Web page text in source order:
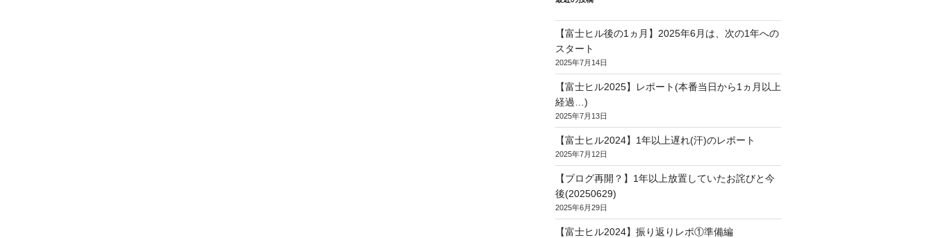
【富士ヒル後の1ヵ月】2025年6月は、次の1年への
スタート
2025年7月14日
【富士ヒル2025】レポート(本番当日から1ヵ月以上
経過…)
2025年7月13日
【富士ヒル2024】1年以上遅れ(汗)のレポート
2025年7月12日
【ブログ再開？】1年以上放置していたお詫びと今
後(20250629)
2025年6月29日
【富士ヒル2024】振り返りレポ①準備編